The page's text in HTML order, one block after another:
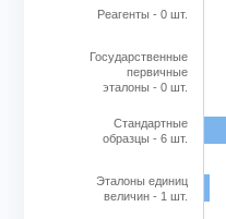
The chart has 1 Y
Реагенты - 0 шт.
Государственные
первичные
эталоны - 0 шт.
Стандартные
образцы - 6 шт.
Эталоны единиц
величин - 1 шт.